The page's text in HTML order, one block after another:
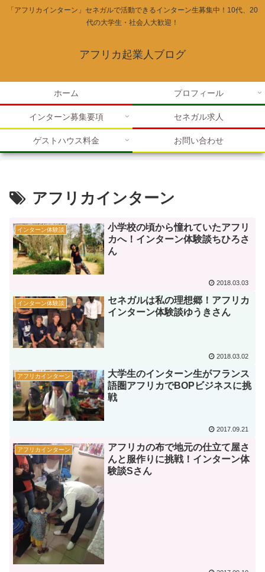
「アフリカインターン」セネガルで活動できるインターン生募集中！10代、20
代の大学生・社会人大歓迎！
アフリカ起業人ブログ
ホーム プロフィール
インターン募集要項 セネガル求人
ゲストハウス料金 お問い合わせ
アフリカインターン
インターン体験談
小学校の頃から憧れていたアフリ
カへ！インターン体験談ちひろさ
ん
2018.03.03
インターン体験談
セネガルは私の理想郷！アフリカ
インターン体験談ゆうきさん
2018.03.02
アフリカインターン
大学生のインターン生がフランス
語圏アフリカでBOPビジネスに挑
戦
2017.09.21
アフリカインターン
アフリカの布で地元の仕立て屋さ
んと服作りに挑戦！インターン体
験談Sさん